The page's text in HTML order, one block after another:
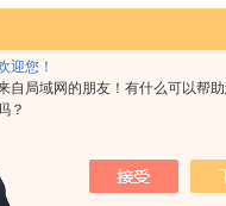
迎您！
自局域网的朋友！有什么可以帮
？
8英寸
。
珠的*性能。它提供卓-越的温
所以你可以安全地孵化多孔板，